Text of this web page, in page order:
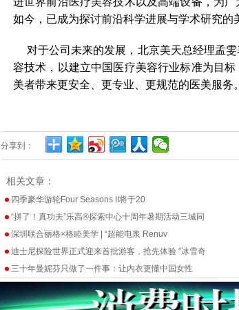
如今，已成为探讨前沿科学进展与学术研究的
对于公司未来的发展，北京美天总经理孟
容技术，以建立中国医疗美容行业标准为目
美者带来更安全、更专业、更规范的医美服务。
分享到：
相关文章：
四季豪华游轮Four Seasons II将于20
“拼了！真功夫”乐高®探索中心十周年暑期活动三城同
深圳联合丽格×格睦美学 | “超能电浆 Renuv
迪士尼探险世界正式迎来首批游客，抢先体验 ”冰雪奇
三十年曼妮芬只做了一件事：让内衣更懂中国女性